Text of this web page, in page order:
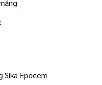
Epocem